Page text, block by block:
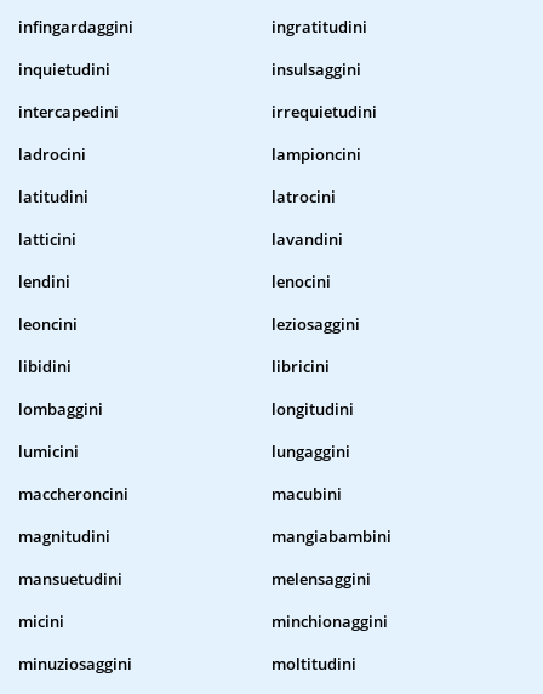
infingardaggini
ingratitudini
inquietudini
insulsaggini
intercapedini
irrequietudini
ladrocini
lampioncini
latitudini
latrocini
latticini
lavandini
lendini
lenocini
leoncini
leziosaggini
libidini
libricini
lombaggini
longitudini
lumicini
lungaggini
maccheroncini
macubini
magnitudini
mangiabambini
mansuetudini
melensaggini
micini
minchionaggini
minuziosaggini
moltitudini